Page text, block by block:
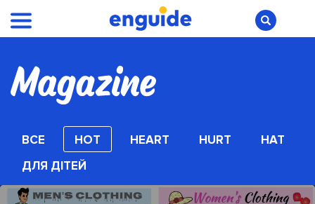
ВСЕ HOT HEART HURT
HAT
ДЛЯ ДІТЕЙ